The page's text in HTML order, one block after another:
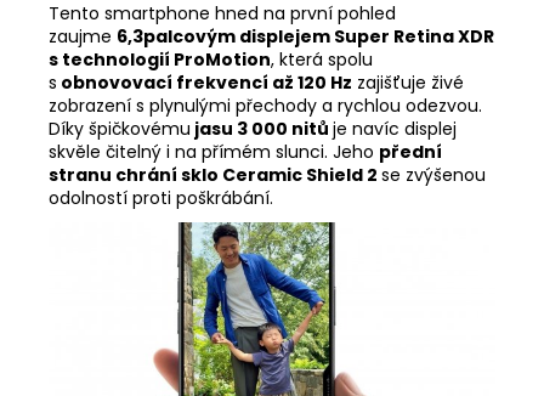
Tento smartphone hned na první pohled
zaujme 6,3palcovým displejem Super Retina XDR
s technologií ProMotion, která spolu
s obnovovací frekvencí až 120 Hz zajišťuje živé
zobrazení s plynulými přechody a rychlou odezvou.
Díky špičkovému jasu 3 000 nitů je navíc displej
skvěle čitelný i na přímém slunci. Jeho přední
stranu chrání sklo Ceramic Shield 2 se zvýšenou
odolností proti poškrábání.